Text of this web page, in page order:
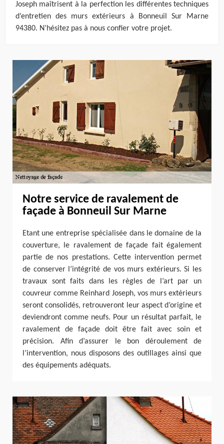
Joseph maîtrisent à la perfection les différentes techniques
d’entretien des murs extérieurs à Bonneuil Sur Marne
94380. N’hésitez pas à nous confier votre projet.
Notre service de ravalement de
façade à Bonneuil Sur Marne
Etant une entreprise spécialisée dans le domaine de la
couverture, le ravalement de façade fait également
partie de nos prestations. Cette intervention permet
de conserver l’intégrité de vos murs extérieurs. Si les
travaux sont faits dans les règles de l’art par un
couvreur comme Reinhard Joseph, vos murs extérieurs
seront consolidés, retrouveront leur aspect d’origine et
deviendront comme neufs. Pour un résultat parfait, le
ravalement de façade doit être fait avec soin et
précision. Afin d’assurer le bon déroulement de
l’intervention, nous disposons des outillages ainsi que
des équipements adéquats.